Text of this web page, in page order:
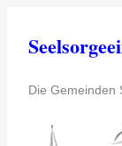
Inhalt
Die Gemeinden